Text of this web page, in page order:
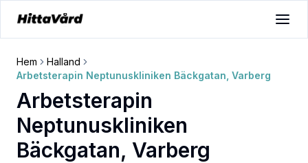
Hem
Halland
Arbetsterapin Neptunuskliniken Bäckgatan, Varberg
Arbetsterapin
Neptunuskliniken
Bäckgatan, Varberg